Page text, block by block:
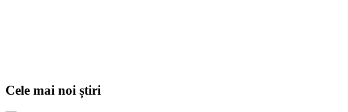
Cele mai noi știri